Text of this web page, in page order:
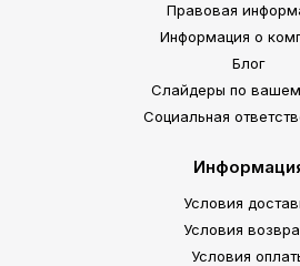
Правовая
Информация о
Блог
Слайдеры по
Социальная
Условия
Условия
Условия